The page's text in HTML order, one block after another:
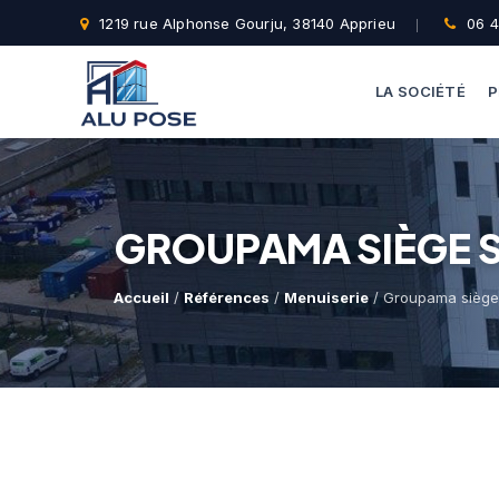
1219 rue Alphonse Gourju, 38140 Apprieu 06
LA SOCIÉTÉ
GROUPAMA SIÈGE
Accueil / Références /Menuiserie/ Groupama